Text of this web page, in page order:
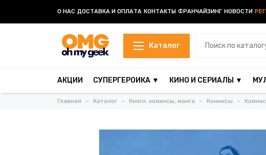
О НАС ДОСТАВКА И ОПЛАТА КОНТАКТЫ ФРАНЧАЙЗИНГ НОВОСТИ
Каталог
АКЦИИ СУПЕРГЕРОИКА ▼ КИНО И СЕРИАЛЫ ▼
Главная Каталог Книги, комиксы, манга Комиксы